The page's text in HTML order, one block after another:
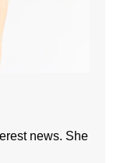
news. She